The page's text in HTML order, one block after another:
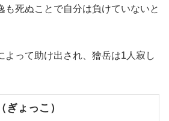
も死ぬことで自分は負けていないと
よって助け出され、獪岳は1人寂し
ょっこ）